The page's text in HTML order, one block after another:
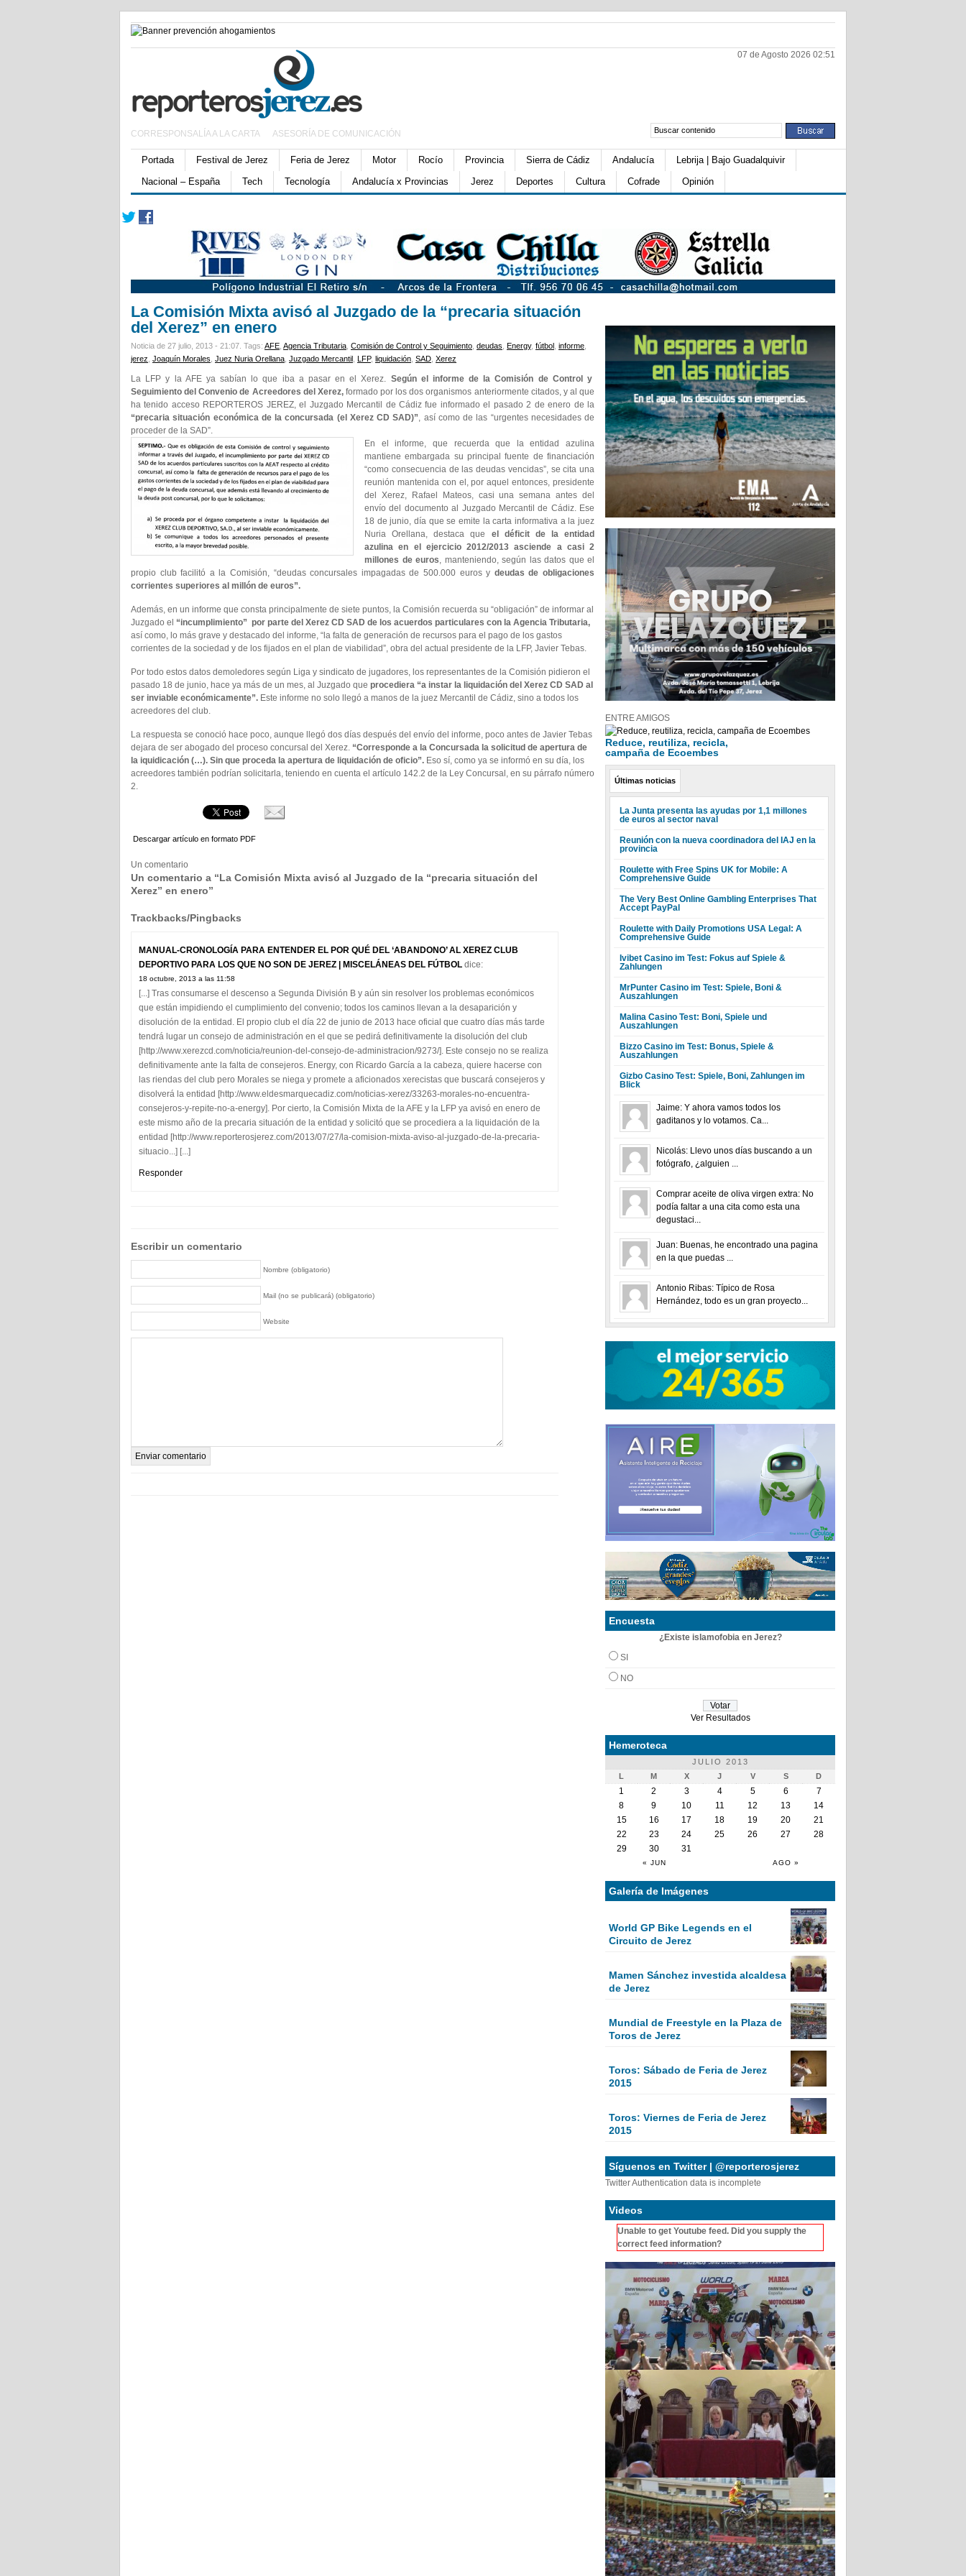
07 de Agosto 2026 02:51
CORRESPONSALÍA A LA CARTA ASESORÍA DE COMUNICACIÓN
Portada Festival de Jerez Feria de Jerez Motor Rocío Provincia Sierra de Cádiz Andalucía
Lebrija | Bajo Guadalquivir
Nacional – España
Tech Tecnología Andalucía x Provincias Jerez Deportes Cultura Cofrade Opinión
La Comisión Mixta avisó al Juzgado de la “precaria situación
del Xerez” en enero
Noticia de 27 julio, 2013 - 21:07. Tags: AFE Agencia Tributaria Comisión de Control y Seguimiento deudas Energy, fútbol informe
jerez Joaquín Morales Juez Nuria Orellana Juzgado Mercantil LFP, liquidación SAD Xerez
La LFP y la AFE ya sabían lo que iba a pasar en el Xerez. Según el informe de la Comisión de Control y
Seguimiento del Convenio de Acreedores del Xerez,formado por los dos organismos anteriormente citados, y al que
ha tenido acceso REPORTEROS JEREZ, el Juzgado Mercantil de Cádiz fue informado el pasado 2 de enero de la
“precaria situación económica de la concursada (el Xerez CD SAD)”, así como de las “urgentes necesidades de
proceder de la SAD”.
En el informe, que recuerda que la entidad azulina
mantiene embargada su principal fuente de financiación
“como consecuencia de las deudas vencidas”, se cita una
reunión mantenida con el, por aquel entonces, presidente
del Xerez, Rafael Mateos, casi una semana antes del
envío del documento al Juzgado Mercantil de Cádiz. Ese
18 de junio, día que se emite la carta informativa a la juez
Nuria Orellana, destaca que el déficit de la entidad
azulina en el ejercicio 2012/2013 asciende a casi 2
millones de euros, manteniendo, según las datos que el
propio club facilitó a la Comisión, “deudas concursales impagadas de 500.000 euros y deudas de obligaciones
corrientes superiores al millón de euros”.
Además, en un informe que consta principalmente de siete puntos, la Comisión recuerda su “obligación” de informar al
Juzgado el “incumplimiento” por parte del Xerez CD SAD de los acuerdos particulares con la Agencia Tributaria,
así como, lo más grave y destacado del informe, “la falta de generación de recursos para el pago de los gastos
corrientes de la sociedad y de los fijados en el plan de viabilidad”, obra del actual presidente de la LFP, Javier Tebas.
Por todo estos datos demoledores según Liga y sindicato de jugadores, los representantes de la Comisión pidieron el
pasado 18 de junio, hace ya más de un mes, al Juzgado que procediera “a instar la liquidación del Xerez CD SAD al
ser inviable económicamente”. Este informe no solo llegó a manos de la juez Mercantil de Cádiz, sino a todos los
acreedores del club.
La respuesta se conoció hace poco, aunque llegó dos días después del envío del informe, poco antes de Javier Tebas
dejara de ser abogado del proceso concursal del Xerez. “Corresponde a la Concursada la solicitud de apertura de
la iquidicación (…). Sin que proceda la apertura de liquidación de oficio”. Eso sí, como ya se informó en su día, los
acreedores también podrían solicitarla, teniendo en cuenta el artículo 142.2 de la Ley Concursal, en su párrafo número
2.
Descargar artículo en formato PDF
Un comentario
Un comentario a “La Comisión Mixta avisó al Juzgado de la “precaria situación del
Xerez” en enero”
Trackbacks/Pingbacks
MANUAL-CRONOLOGÍA PARA ENTENDER EL POR QUÉ DEL ‘ABANDONO’ AL XEREZ CLUB
DEPORTIVO PARA LOS QUE NO SON DE JEREZ | MISCELÁNEAS DEL FÚTBOL dice:
18 octubre, 2013 a las 11:58
[...] Tras consumarse el descenso a Segunda División B y aún sin resolver los problemas económicos
que están impidiendo el cumplimiento del convenio; todos los caminos llevan a la desaparición y
disolución de la entidad. El propio club el día 22 de junio de 2013 hace oficial que cuatro días más tarde
tendrá lugar un consejo de administración en el que se pedirá definitivamente la disolución del club
[http://www.xerezcd.com/noticia/reunion-del-consejo-de-administracion/9273/]. Este consejo no se realiza
definitivamente ante la falta de consejeros. Energy, con Ricardo García a la cabeza, quiere hacerse con
las riendas del club pero Morales se niega y promete a aficionados xerecistas que buscará consejeros y
disolverá la entidad [http://www.eldesmarquecadiz.com/noticias-xerez/33263-morales-no-encuentra-
consejeros-y-repite-no-a-energy]. Por cierto, la Comisión Mixta de la AFE y la LFP ya avisó en enero de
este mismo año de la precaria situación de la entidad y solicitó que se procediera a la liquidación de la
entidad [http://www.reporterosjerez.com/2013/07/27/la-comision-mixta-aviso-al-juzgado-de-la-precaria-
situacio...] [...]
Responder
Escribir un comentario
Nombre (obligatorio)
Mail (no se publicará) (obligatorio)
Website
ENTRE AMIGOS
Reduce, reutiliza, recicla,
campaña de Ecoembes
Últimas noticias
La Junta presenta las ayudas por 1,1 millones
de euros al sector naval
Reunión con la nueva coordinadora del IAJ en la
provincia
Roulette with Free Spins UK for Mobile: A
Comprehensive Guide
The Very Best Online Gambling Enterprises That
Accept PayPal
Roulette with Daily Promotions USA Legal: A
Comprehensive Guide
Ivibet Casino im Test: Fokus auf Spiele &
Zahlungen
MrPunter Casino im Test: Spiele, Boni &
Auszahlungen
Malina Casino Test: Boni, Spiele und
Auszahlungen
Bizzo Casino im Test: Bonus, Spiele &
Auszahlungen
Gizbo Casino Test: Spiele, Boni, Zahlungen im
Blick
Jaime: Y ahora vamos todos los
gaditanos y lo votamos. Ca...
Nicolás: Llevo unos días buscando a un
fotógrafo, ¿alguien ...
Comprar aceite de oliva virgen extra: No
podía faltar a una cita como esta una
degustaci...
Juan: Buenas, he encontrado una pagina
en la que puedas ...
Antonio Ribas: Típico de Rosa
Hernández, todo es un gran proyecto...
Encuesta
¿Existe islamofobia en Jerez?
SI
NO
Ver Resultados
Hemeroteca
JULIO 2013
L
M X J V S D
« JUN AGO »
1 2 3 4 5 6
7
8
9 10 11 12 13
14
15
16 17 18 19 20
21
22
23 24 25 26 27
28
29
30 31
Galería de Imágenes
World GP Bike Legends en el
Circuito de Jerez
Mamen Sánchez investida alcaldesa
de Jerez
Mundial de Freestyle en la Plaza de
Toros de Jerez
Toros: Sábado de Feria de Jerez
2015
Toros: Viernes de Feria de Jerez
2015
Síguenos en Twitter | @reporterosjerez
Twitter Authentication data is incomplete
Videos
Unable to get Youtube feed. Did you supply the
correct feed information?